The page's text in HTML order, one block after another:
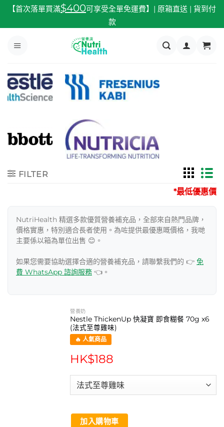
內
【首次落單買滿$400可享受全單免運費】| 原箱直送 | 貨到付
款
FILTER
*最低優惠價
NutriHealth 精選多款優質營養補充品，全部來自熱門品牌，
價格實惠，特別適合長者使用。為咗提供最優惠嘅價格，我哋
主要係以箱為單位出售 😊。
如果您需要協助選擇合適的營養補充品，請聯繫我們的 👉 免
費 WhatsApp 諮詢服務 👈。
營養奶
Nestle ThickenUp 快凝寶 即食糊餐 70g x6
(法式至尊雞味)
🔥 人氣商品
HK$188
加入購物車